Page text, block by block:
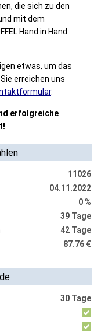
die sich zu den
mit dem
Hand in Hand
etwas, um das
erreichen uns
.
erfolgreiche
11026
04.11.2022
0 %
39 Tage
42 Tage
87.76 €
30 Tage